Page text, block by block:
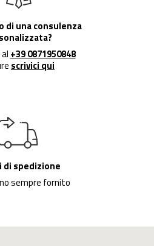
di una consulenza
+39 0871950848
scrivici qui
di spedizione
sempre fornito